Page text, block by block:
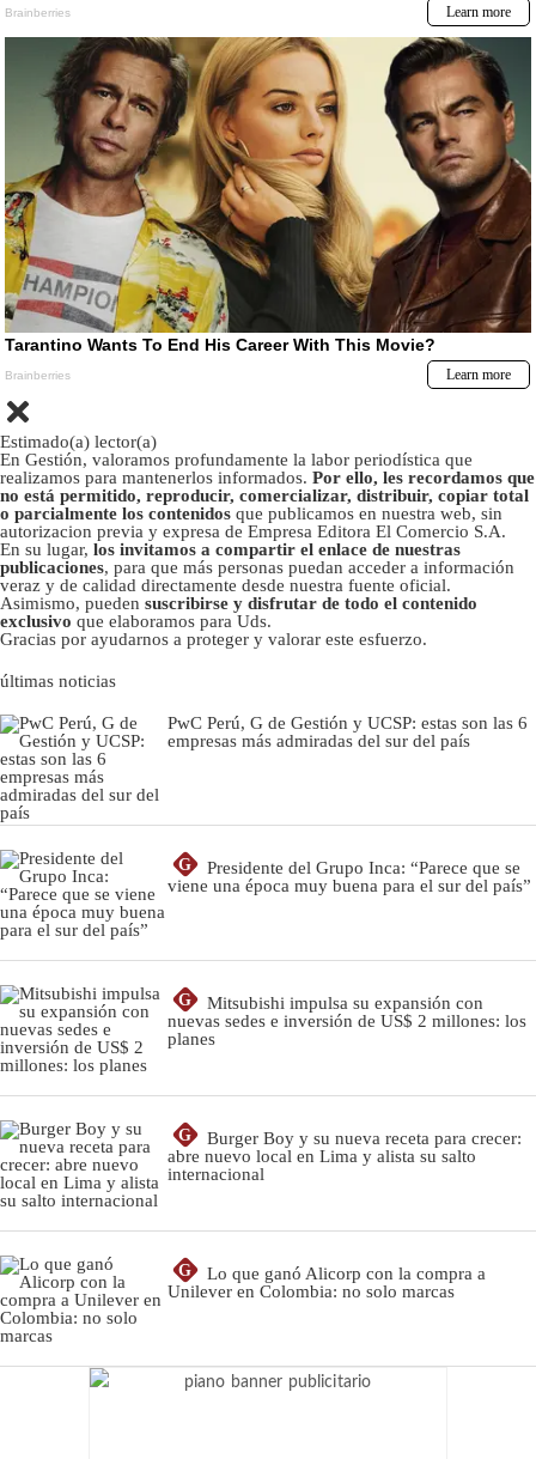
Estimado(a) lector(a)
En Gestión, valoramos profundamente la labor periodística que
realizamos para mantenerlos informados. Por ello, les recordamos que
no está permitido, reproducir, comercializar, distribuir, copiar total
o parcialmente los contenidos que publicamos en nuestra web, sin
autorizacion previa y expresa de Empresa Editora El Comercio S.A.
En su lugar, los invitamos a compartir el enlace de nuestras
publicaciones, para que más personas puedan acceder a información
veraz y de calidad directamente desde nuestra fuente oficial.
Asimismo, pueden suscribirse y disfrutar de todo el contenido
exclusivo que elaboramos para Uds.
Gracias por ayudarnos a proteger y valorar este esfuerzo.
últimas noticias
PwC Perú, G de Gestión y UCSP: estas son las 6
empresas más admiradas del sur del país
G
Presidente del Grupo Inca: “Parece que se
viene una época muy buena para el sur del país”
G
Mitsubishi impulsa su expansión con
nuevas sedes e inversión de US$ 2 millones: los
planes
G
Burger Boy y su nueva receta para crecer:
abre nuevo local en Lima y alista su salto
internacional
G
Lo que ganó Alicorp con la compra a
Unilever en Colombia: no solo marcas